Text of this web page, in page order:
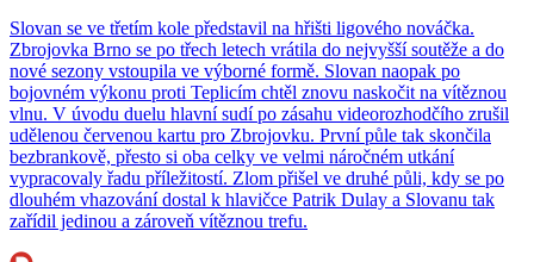
Slovan se ve třetím kole představil na hřišti ligového nováčka.
Zbrojovka Brno se po třech letech vrátila do nejvyšší soutěže a do
nové sezony vstoupila ve výborné formě. Slovan naopak po
bojovném výkonu proti Teplicím chtěl znovu naskočit na vítěznou
vlnu. V úvodu duelu hlavní sudí po zásahu videorozhodčího zrušil
udělenou červenou kartu pro Zbrojovku. První půle tak skončila
bezbrankově, přesto si oba celky ve velmi náročném utkání
vypracovaly řadu příležitostí. Zlom přišel ve druhé půli, kdy se po
dlouhém vhazování dostal k hlavičce Patrik Dulay a Slovanu tak
zařídil jedinou a zároveň vítěznou trefu.